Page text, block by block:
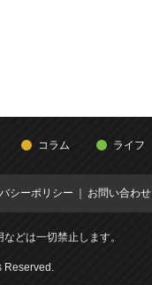
コラム ライフ
シーポリシー お問い合わせ
どは一切禁止します。
Reserved.